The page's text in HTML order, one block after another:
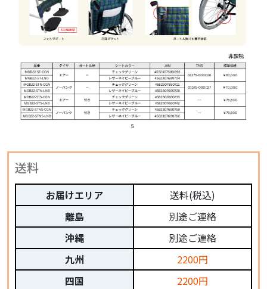
送料
お届けエリア
離島
沖縄
九州
四国
送料(税込)
別途ご連絡
別途ご連絡
2200円
2200円